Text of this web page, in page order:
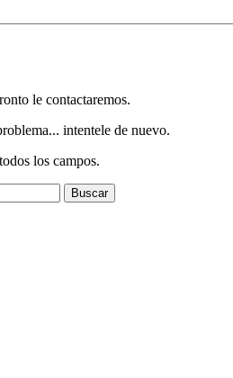
le contactaremos.
intentele de nuevo.
los campos.